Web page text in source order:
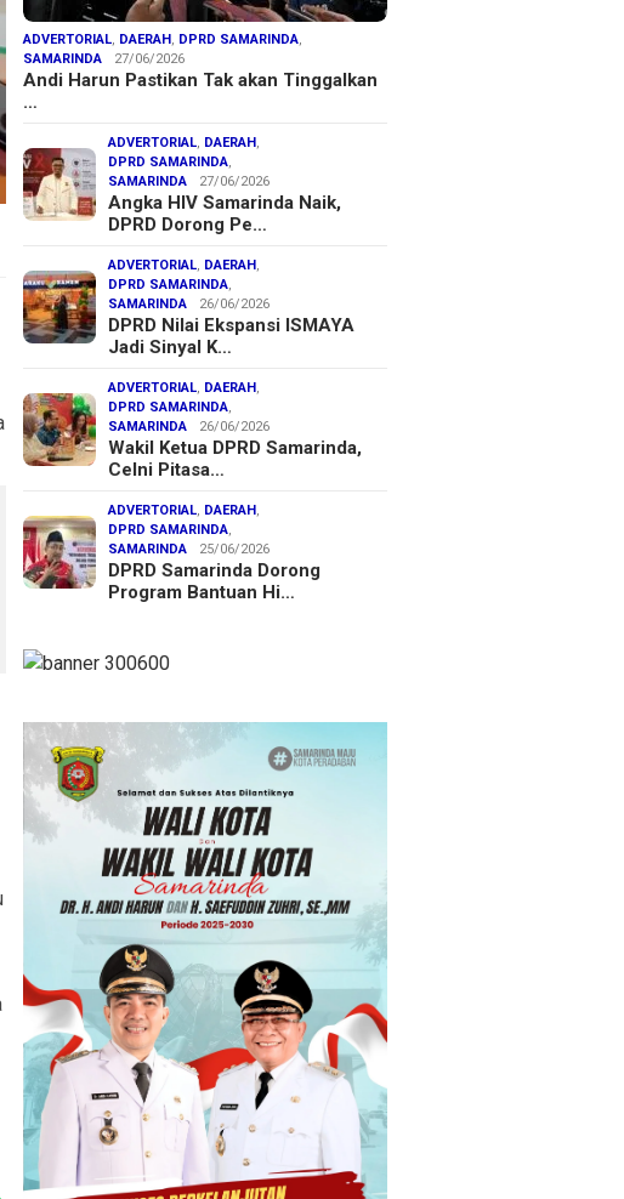
ADVERTORIAL, DAERAH , DPRD SAMARINDA,
SAMARINDA
27/06/2026
Andi Harun Pastikan Tak akan Tinggalkan
…
ADVERTORIAL, DAERAH ,
DPRD SAMARINDA,
SAMARINDA
27/06/2026
Angka HIV Samarinda Naik,
DPRD Dorong Pe…
ADVERTORIAL, DAERAH ,
DPRD SAMARINDA,
SAMARINDA
26/06/2026
DPRD Nilai Ekspansi ISMAYA
Jadi Sinyal K…
ADVERTORIAL, DAERAH ,
DPRD SAMARINDA,
SAMARINDA
26/06/2026
Wakil Ketua DPRD Samarinda,
Celni Pitasa…
ADVERTORIAL, DAERAH ,
DPRD SAMARINDA,
SAMARINDA
25/06/2026
DPRD Samarinda Dorong
Program Bantuan Hi…